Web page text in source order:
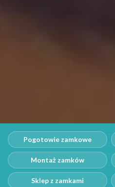
Pogotowie zamkowe
Montaż zamków
Sklep z zamkami